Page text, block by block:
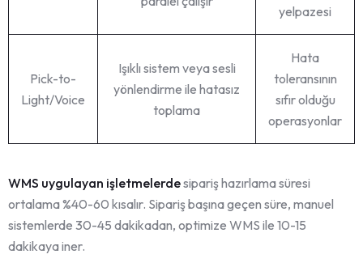
yelpazesi
Pick-to-
Light/Voice
Işıklı sistem veya sesli
yönlendirme ile hatasız
toplama
Hata
toleransının
sıfır olduğu
operasyonlar
WMS uygulayan işletmelerdesipariş hazırlama süresi
ortalama %40-60 kısalır. Sipariş başına geçen süre, manuel
sistemlerde 30-45 dakikadan, optimize WMS ile 10-15
dakikaya iner.